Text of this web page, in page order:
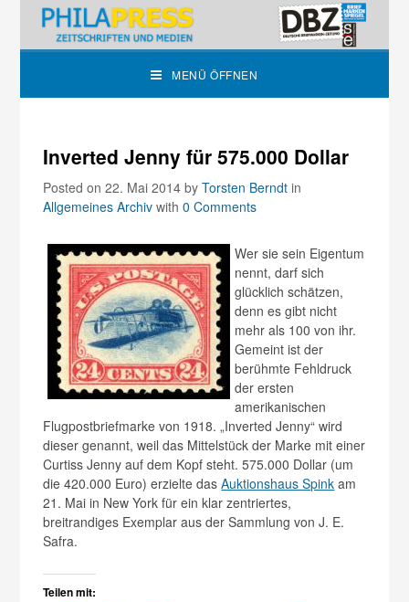
MENÜ ÖFFNEN
Inverted Jenny für 575.000 Dollar
Posted on 22. Mai 2014byTorsten Berndt in
Allgemeines Archiv with0 Comments
Wer sie sein Eigentum
nennt, darf sich
glücklich schätzen,
denn es gibt nicht
mehr als 100 von ihr.
Gemeint ist der
berühmte Fehldruck
der ersten
amerikanischen
Flugpostbriefmarke von 1918. „Inverted Jenny“ wird
dieser genannt, weil das Mittelstück der Marke mit einer
Curtiss Jenny auf dem Kopf steht. 575.000 Dollar (um
die 420.000 Euro) erzielte dasAuktionshaus Spink am
21. Mai in New York für ein klar zentriertes,
breitrandiges Exemplar aus der Sammlung von J. E.
Safra.
Teilen mit: